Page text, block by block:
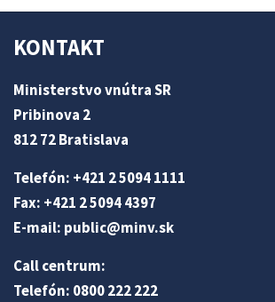
KONTAKT
Ministerstvo vnútra SR
Pribinova 2
812 72 Bratislava
Telefón: +421 2 5094 1111
Fax: +421 2 5094 4397
E-mail: public@minv.sk
Call centrum:
Telefón: 0800 222 222